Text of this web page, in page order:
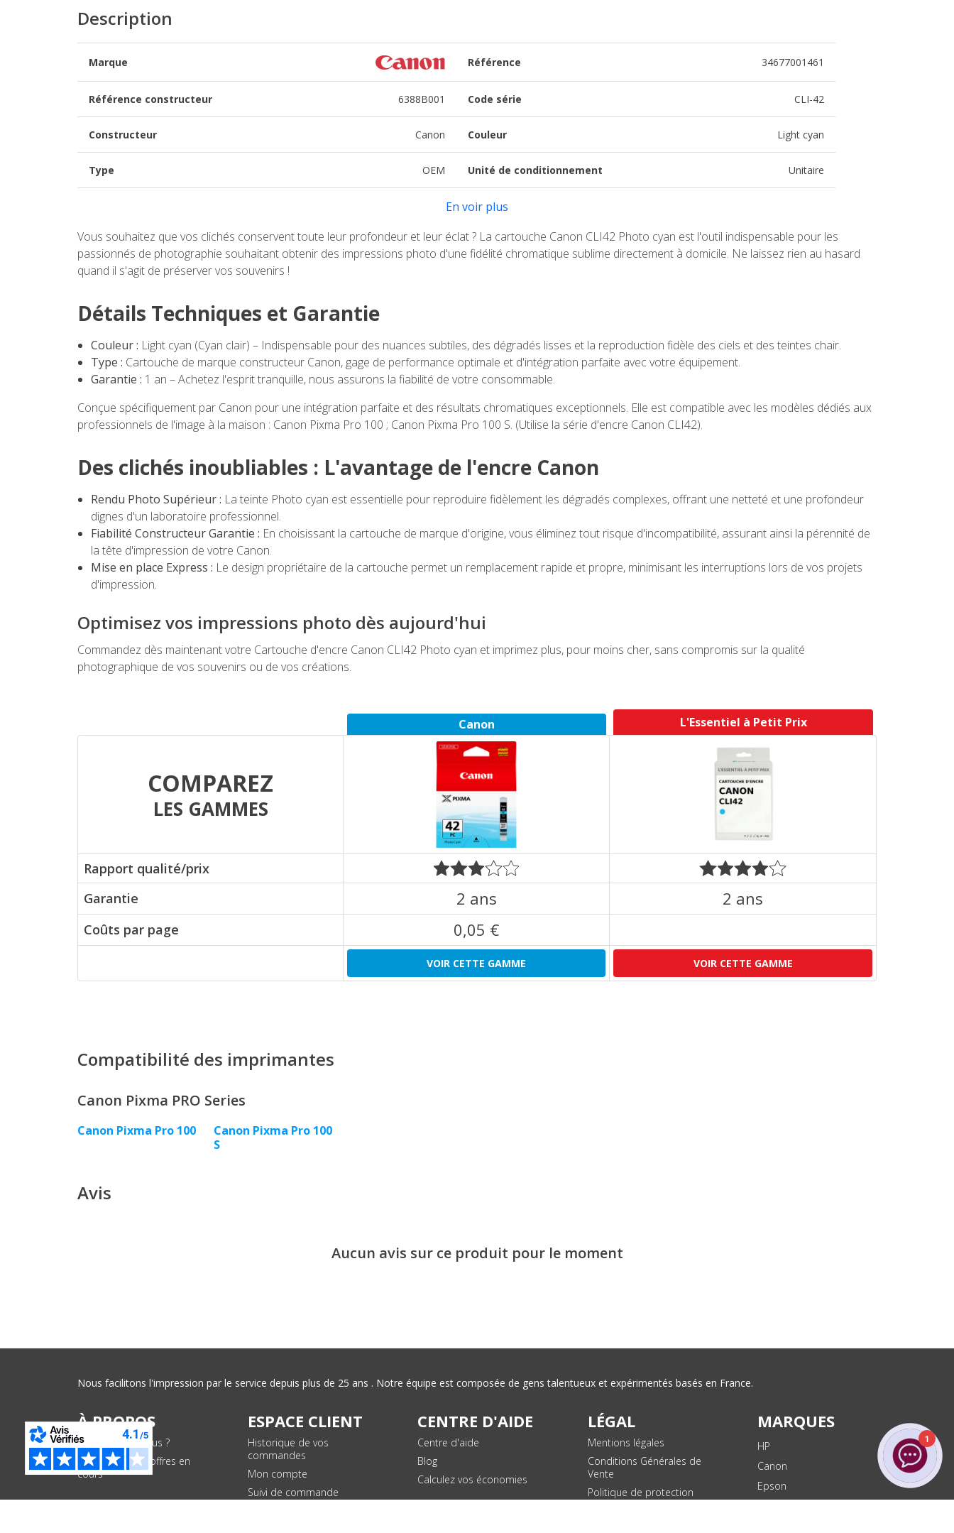
Description
Marque Référence 34677001461
Référence constructeur 6388B001 Code série CLI-42
Constructeur Canon Couleur Light cyan
Type OEM Unité de conditionnement Unitaire
En voir plus
Vous souhaitez que vos clichés conservent toute leur profondeur et leur éclat ? La cartouche Canon CLI42 Photo cyan est l'outil indispensable pour les
passionnés de photographie souhaitant obtenir des impressions photo d'une fidélité chromatique sublime directement à domicile. Ne laissez rien au hasard
quand il s'agit de préserver vos souvenirs !
Détails Techniques et Garantie
Couleur : Light cyan (Cyan clair) – Indispensable pour des nuances subtiles, des dégradés lisses et la reproduction fidèle des ciels et des teintes chair.
Type : Cartouche de marque constructeur Canon, gage de performance optimale et d'intégration parfaite avec votre équipement.
Garantie : 1 an – Achetez l'esprit tranquille, nous assurons la fiabilité de votre consommable.
Conçue spécifiquement par Canon pour une intégration parfaite et des résultats chromatiques exceptionnels. Elle est compatible avec les modèles dédiés aux
professionnels de l'image à la maison : Canon Pixma Pro 100 ; Canon Pixma Pro 100 S. (Utilise la série d'encre Canon CLI42).
Des clichés inoubliables : L'avantage de l'encre Canon
Rendu Photo Supérieur : La teinte Photo cyan est essentielle pour reproduire fidèlement les dégradés complexes, offrant une netteté et une profondeur
dignes d'un laboratoire professionnel.
Fiabilité Constructeur Garantie : En choisissant la cartouche de marque d'origine, vous éliminez tout risque d'incompatibilité, assurant ainsi la pérennité de
la tête d'impression de votre Canon.
Mise en place Express : Le design propriétaire de la cartouche permet un remplacement rapide et propre, minimisant les interruptions lors de vos projets
d'impression.
Optimisez vos impressions photo dès aujourd'hui
Commandez dès maintenant votre Cartouche d'encre Canon CLI42 Photo cyan et imprimez plus, pour moins cher, sans compromis sur la qualité
photographique de vos souvenirs ou de vos créations.
Canon L'Essentiel à Petit Prix
COMPAREZ
LES GAMMES
Rapport qualité/prix
Garantie
2 ans 2 ans
Coûts par page 0,05 €
VOIR CETTE GAMME VOIR CETTE GAMME
Compatibilité des imprimantes
Canon Pixma PRO Series
Canon Pixma Pro 100
Canon Pixma Pro 100
S
Avis
Aucun avis sur ce produit pour le moment
Nous facilitons l'impression par le service depuis plus de 25 ans . Notre équipe est composée de gens talentueux et expérimentés basés en France.
À PROPOS
Qui sommes-nous ?
Conditions des offres en
cours
ESPACE CLIENT
Historique de vos
commandes
Mon compte
Suivi de commande
CENTRE D'AIDE
Centre d'aide
Blog
Calculez vos économies
LÉGAL
Mentions légales
Conditions Générales de
Vente
Politique de protection
MARQUES
HP
Canon
Epson
1